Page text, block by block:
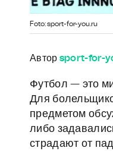
Foto: sport-for-you.ru
Автор sport-for-
Футбол — это
Для
предметом
либо
страдают от